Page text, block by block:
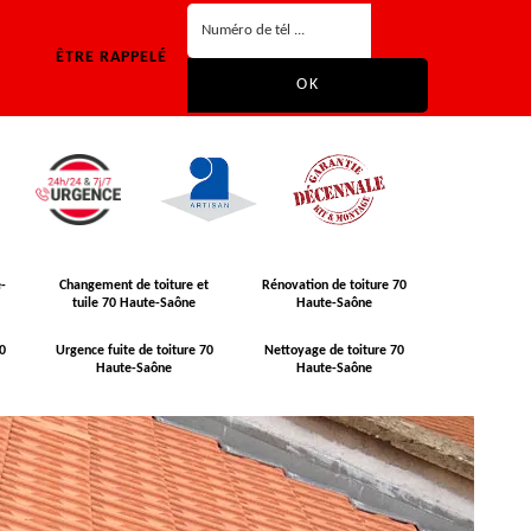
ÊTRE RAPPELÉ
Changement de toiture et
tuile 70 Haute-Saône
Rénovation de toiture 70
Haute-Saône
Urgence fuite de toiture 70
Haute-Saône
Nettoyage de toiture 70
Haute-Saône